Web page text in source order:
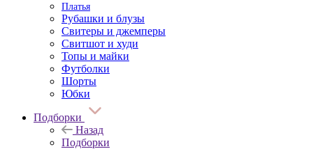
Платья
Рубашки и блузы
Свитеры и джемперы
Свитшот и худи
Топы и майки
Футболки
Шорты
Юбки
Подборки
Назад
Подборки